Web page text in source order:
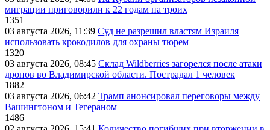
миграции приговорили к 22 годам на троих
1351
03 августа 2026, 11:39 Суд не разрешил властям Израиля
использовать крокодилов для охраны тюрем
1320
03 августа 2026, 08:45 Склад Wildberries загорелся после атаки
дронов во Владимирской области. Пострадал 1 человек
1882
03 августа 2026, 06:42 Трамп анонсировал переговоры между
Вашингтоном и Тегераном
1486